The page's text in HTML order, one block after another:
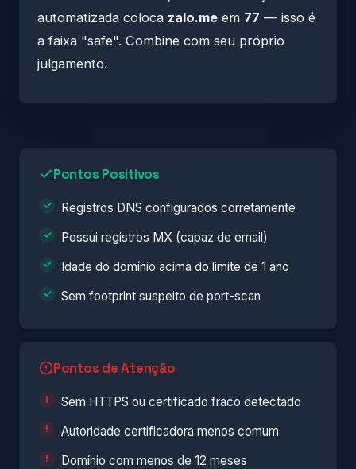
automatizada coloca zalo.me em 77 — isso é
a faixa "safe". Combine com seu próprio
julgamento.
Pontos Positivos
Registros DNS configurados corretamente
Possui registros MX (capaz de email)
Idade do domínio acima do limite de 1 ano
Sem footprint suspeito de port-scan
Pontos de Atenção
Sem HTTPS ou certificado fraco detectado
Autoridade certificadora menos comum
Domínio com menos de 12 meses